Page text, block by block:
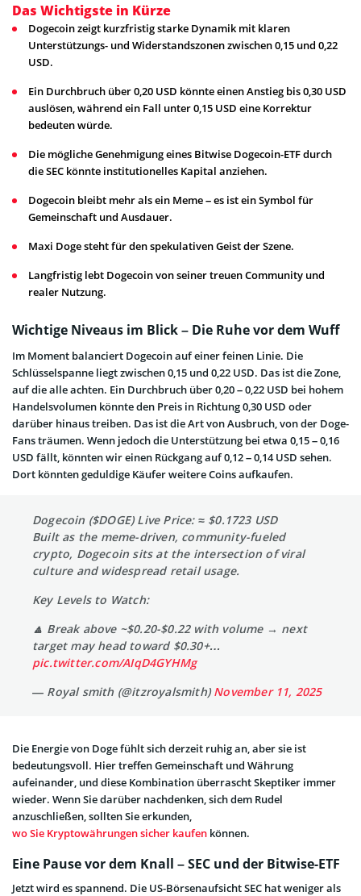
Das Wichtigste in Kürze
Dogecoin zeigt kurzfristig starke Dynamik mit klaren
Unterstützungs- und Widerstandszonen zwischen 0,15 und 0,22
USD.
Ein Durchbruch über 0,20 USD könnte einen Anstieg bis 0,30 USD
auslösen, während ein Fall unter 0,15 USD eine Korrektur
bedeuten würde.
Die mögliche Genehmigung eines Bitwise Dogecoin-ETF durch
die SEC könnte institutionelles Kapital anziehen.
Dogecoin bleibt mehr als ein Meme – es ist ein Symbol für
Gemeinschaft und Ausdauer.
Maxi Doge steht für den spekulativen Geist der Szene.
Langfristig lebt Dogecoin von seiner treuen Community und
realer Nutzung.
Wichtige Niveaus im Blick – Die Ruhe vor dem Wuff
Im Moment balanciert Dogecoin auf einer feinen Linie. Die
Schlüsselspanne liegt zwischen 0,15 und 0,22 USD. Das ist die Zone,
auf die alle achten. Ein Durchbruch über 0,20 – 0,22 USD bei hohem
Handelsvolumen könnte den Preis in Richtung 0,30 USD oder
darüber hinaus treiben. Das ist die Art von Ausbruch, von der Doge-
Fans träumen. Wenn jedoch die Unterstützung bei etwa 0,15 – 0,16
USD fällt, könnten wir einen Rückgang auf 0,12 – 0,14 USD sehen.
Dort könnten geduldige Käufer weitere Coins aufkaufen.
Dogecoin ($DOGE) Live Price: ≈ $0.1723 USD
Built as the meme-driven, community-fueled
crypto, Dogecoin sits at the intersection of viral
culture and widespread retail usage.
Key Levels to Watch:
🔼 Break above ~$0.20-$0.22 with volume → next
target may head toward $0.30+…
pic.twitter.com/AIqD4GYHMg
— Royal smith (@itzroyalsmith)November 11, 2025
Die Energie von Doge fühlt sich derzeit ruhig an, aber sie ist
bedeutungsvoll. Hier treffen Gemeinschaft und Währung
aufeinander, und diese Kombination überrascht Skeptiker immer
wieder. Wenn Sie darüber nachdenken, sich dem Rudel
anzuschließen, sollten Sie erkunden,
wo Sie Kryptowährungen sicher kaufen können.
Eine Pause vor dem Knall – SEC und der Bitwise-ETF
Jetzt wird es spannend. Die US-Börsenaufsicht SEC hat weniger als